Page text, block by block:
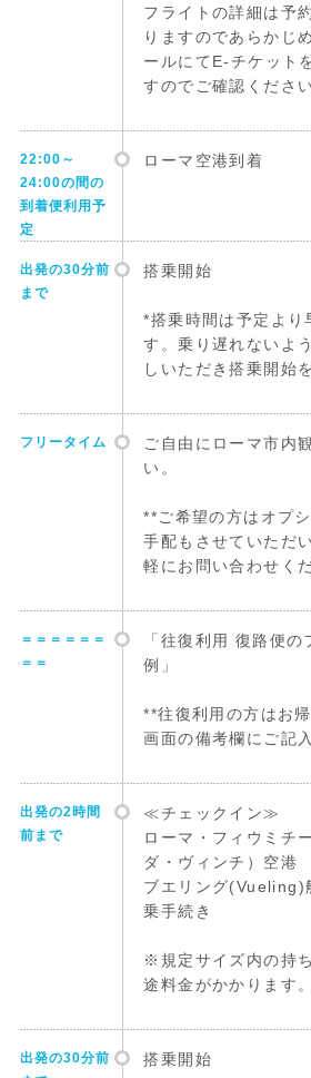
フライトの詳細は予
りますのであらかじ
ールにてE-チケット
すのでご確認ください
22:00～
24:00の間の
到着便利用予
定
ローマ空港到着
出発の30分前
まで
搭乗開始
*搭乗時間は予定より
す。乗り遅れないよ
しいただき搭乗開始
フリータイム
ご自由にローマ市内
い。
**ご希望の方はオプ
手配もさせていただ
軽にお問い合わせく
＝＝＝＝＝＝
＝＝
「往復利用 復路便
例」
**往復利用の方はお
画面の備考欄にご記
出発の2時間
前まで
≪チェックイン≫
ローマ・フィウミチ
ダ・ヴィンチ）空港
ブエリング(Vueling)
乗手続き
※規定サイズ内の持
途料金がかかります。
出発の30分前
搭乗開始